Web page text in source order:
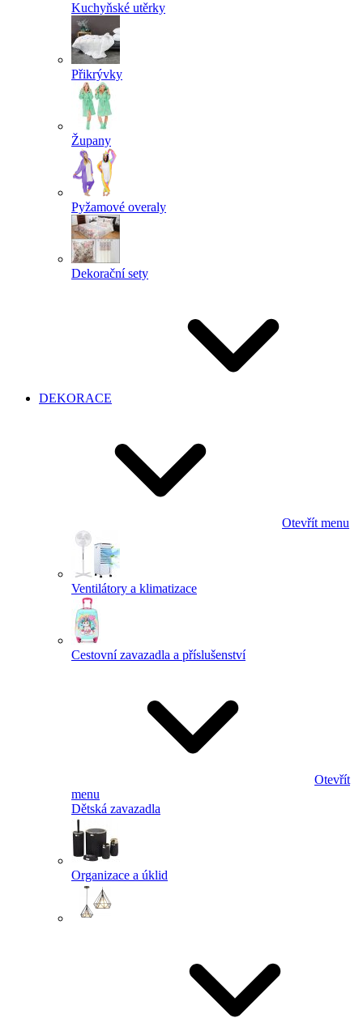
Kuchyňské utěrky
Přikrývky
Župany
Pyžamové overaly
Dekorační sety
DEKORACE
Otevřít menu
Ventilátory a klimatizace
Cestovní zavazadla a příslušenství
Otevřít
menu
Dětská zavazadla
Organizace a úklid